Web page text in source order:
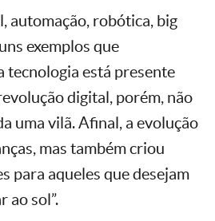
automação, robótica, big
exemplos que
tecnologia está presente
digital, porém, não
uma vilã. Afinal, a evolução
mas também criou
para aqueles que desejam
ao sol”.